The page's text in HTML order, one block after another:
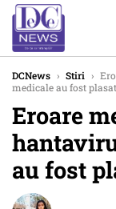
DCNews › Stiri ›
medicale au fost
Eroare
au fost